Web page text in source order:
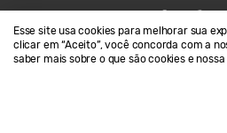
Esse site usa cookies para melhorar sua
clicar em “Aceito”, você concorda com a
saber mais sobre o que são cookies e
Contato
Termos de Uso